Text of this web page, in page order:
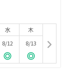
水
8/12
木
8/13